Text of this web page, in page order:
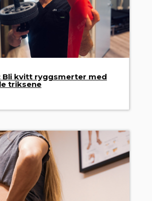
Bli kvitt rygg­smerter med
triksene